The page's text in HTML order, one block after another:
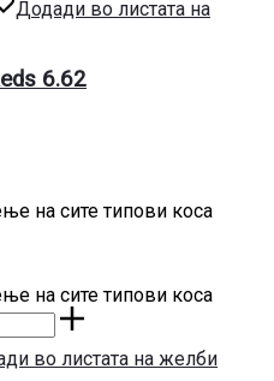
Додади во листата на
6.62
на сите типови коса
на сите типови коса
во листата на желби